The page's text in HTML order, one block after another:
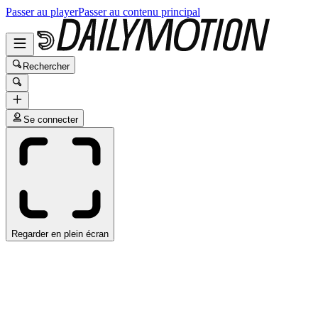
Passer au playerPasser au contenu principal
Rechercher
Se connecter
Regarder en plein écran